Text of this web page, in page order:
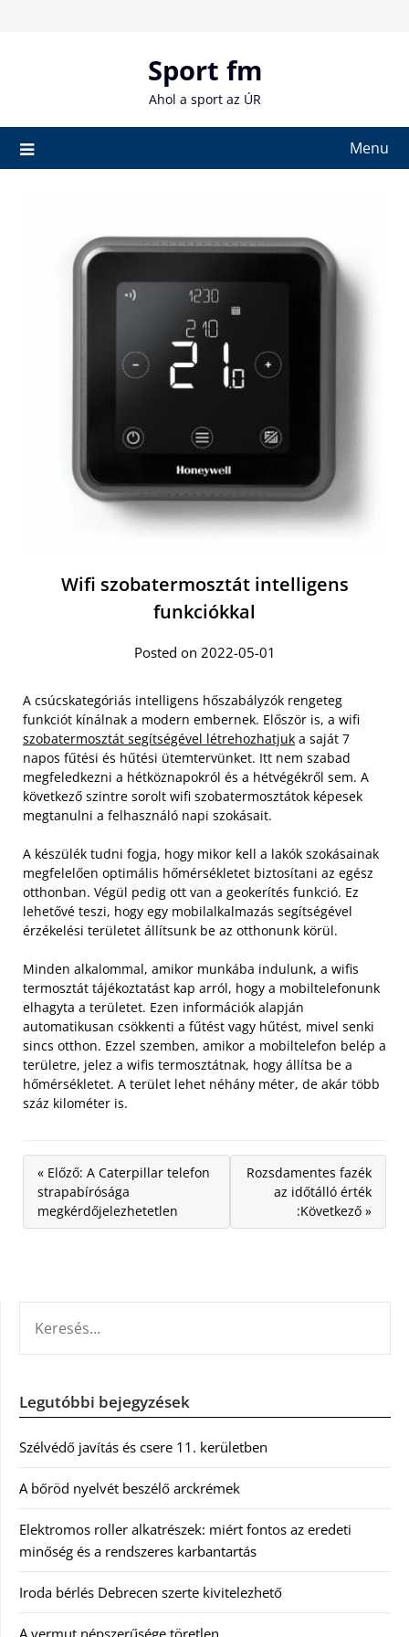
Sport fm
Ahol a sport az ÚR
Menu
Wifi szobatermosztát intelligens
funkciókkal
Posted on 2022-05-01
A csúcskategóriás intelligens hőszabályzók rengeteg
funkciót kínálnak a modern embernek. Először is, a wifi
szobatermosztát segítségével létrehozhatjuk a saját 7
napos fűtési és hűtési ütemtervünket. Itt nem szabad
megfeledkezni a hétköznapokról és a hétvégékről sem. A
következő szintre sorolt wifi szobatermosztátok képesek
megtanulni a felhasználó napi szokásait.
A készülék tudni fogja, hogy mikor kell a lakók szokásainak
megfelelően optimális hőmérsékletet biztosítani az egész
otthonban. Végül pedig ott van a geokerítés funkció. Ez
lehetővé teszi, hogy egy mobilalkalmazás segítségével
érzékelési területet állítsunk be az otthonunk körül.
Minden alkalommal, amikor munkába indulunk, a wifis
termosztát tájékoztatást kap arról, hogy a mobiltelefonunk
elhagyta a területet. Ezen információk alapján
automatikusan csökkenti a fűtést vagy hűtést, mivel senki
sincs otthon. Ezzel szemben, amikor a mobiltelefon belép a
területre, jelez a wifis termosztátnak, hogy állítsa be a
hőmérsékletet. A terület lehet néhány méter, de akár több
száz kilométer is.
« Előző: A Caterpillar telefon
strapabírósága
megkérdőjelezhetetlen
Rozsdamentes fazék
az időtálló érték
:Következő »
Legutóbbi bejegyzések
Szélvédő javítás és csere 11. kerületben
A bőröd nyelvét beszélő arckrémek
Elektromos roller alkatrészek: miért fontos az eredeti
minőség és a rendszeres karbantartás
Iroda bérlés Debrecen szerte kivitelezhető
A vermut népszerűsége töretlen